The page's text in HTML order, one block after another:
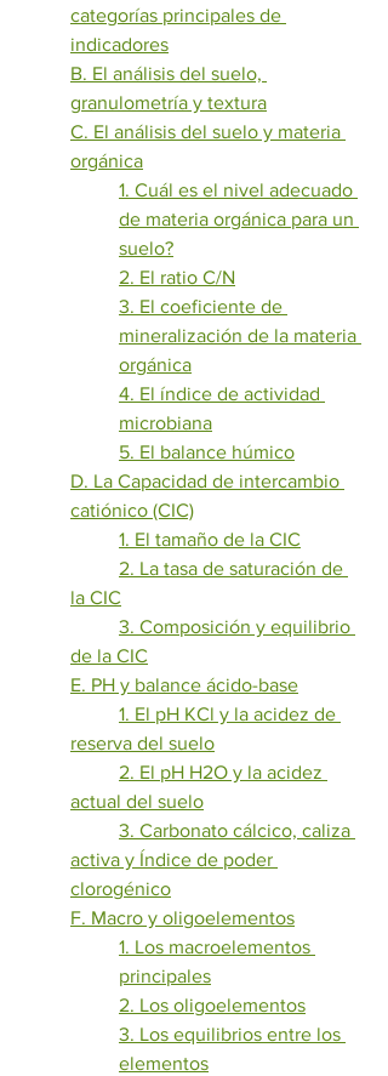
categorías principales de
indicadores
B. El análisis del suelo,
granulometría y textura
C. El análisis del suelo y materia
orgánica
1. Cuál es el nivel adecuado
de materia orgánica para un
suelo?
2. El ratio C/N
3. El coeficiente de
mineralización de la materia
orgánica
4. El índice de actividad
microbiana
5. El balance húmico
D. La Capacidad de intercambio
catiónico (CIC)
1. El tamaño de la CIC
2. La tasa de saturación de
la CIC
3. Composición y equilibrio
de la CIC
E. PH y balance ácido-base
1. El pH KCl y la acidez de
reserva del suelo
2. El pH H2O y la acidez
actual del suelo
3. Carbonato cálcico, caliza
activa y Índice de poder
clorogénico
F. Macro y oligoelementos
1. Los macroelementos
principales
2. Los oligoelementos
3. Los equilibrios entre los
elementos